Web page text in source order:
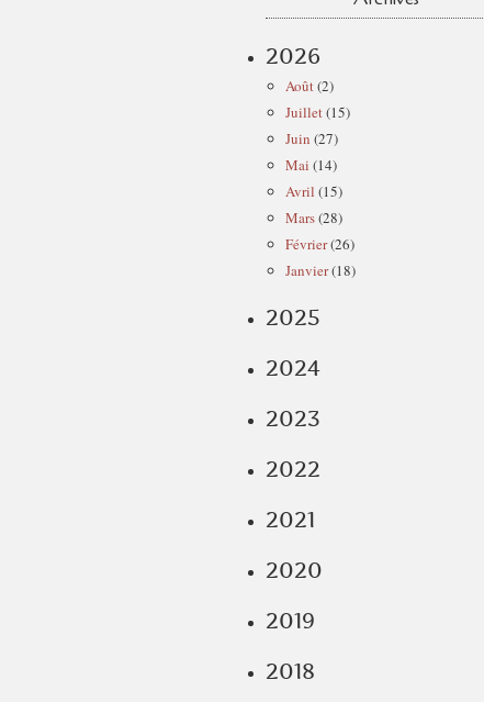
2026
Août(2)
Juillet(15)
Juin (27)
Mai (14)
Avril (15)
Mars(28)
Février(26)
Janvier(18)
2025
2024
2023
2022
2021
2020
2019
2018